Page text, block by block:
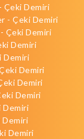
Çeki Demiri
- Çeki Demiri
Çeki Demiri
Demiri
Demiri
Demiri
Demiri
Demiri
Demiri
Demiri
Demiri